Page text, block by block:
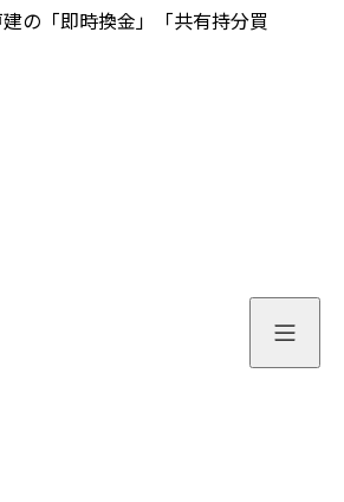
建の「即時換金」「共有持分買